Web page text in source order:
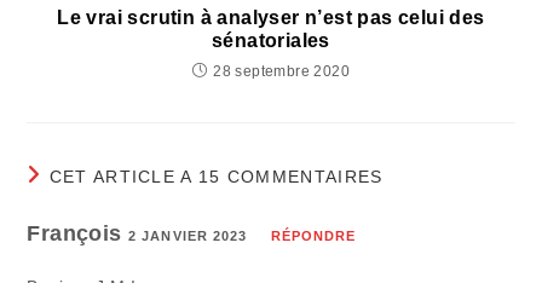
Le vrai scrutin à analyser n’est pas celui des
sénatoriales
28 septembre 2020
CET ARTICLE A 15 COMMENTAIRES
François2 JANVIER 2023 RÉPONDRE